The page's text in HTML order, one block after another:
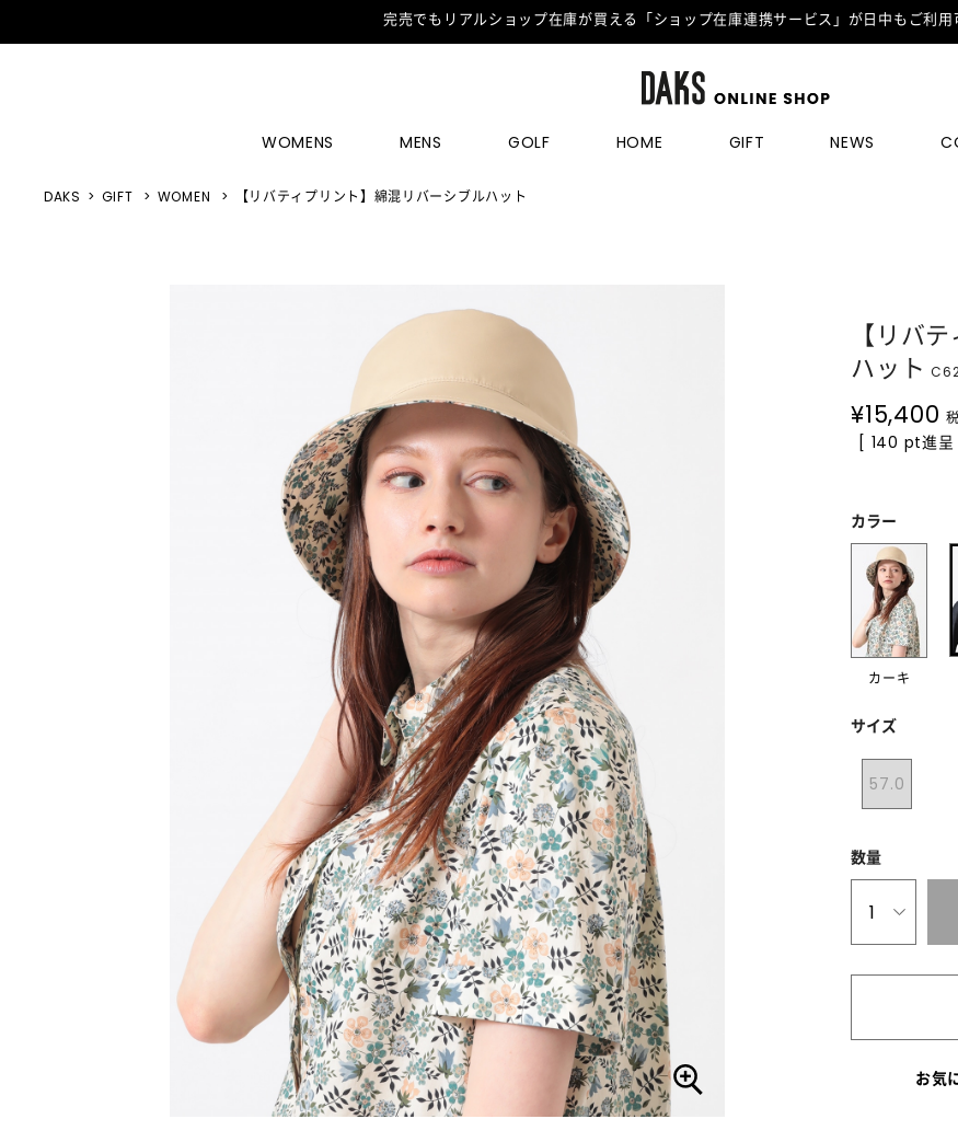
完売でもリアルショップ在庫が買える「ショップ在庫連携サービス」が日中もご利用
WOMENS MENS GOLF HOME GIFT NEWS
DAKS GIFT WOMEN 【リバティプリント】綿混リバーシブルハット
【リバ
ハット
¥15,400
[ 140 pt進呈
カラー
カーキ
サイズ
57.0
数量
1
お気